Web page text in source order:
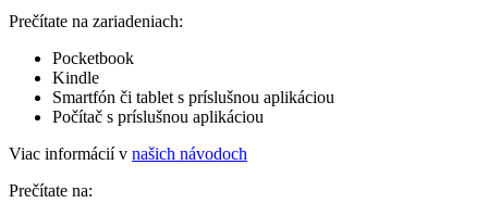
Prečítate na zariadeniach:
Pocketbook
Kindle
Smartfón či tablet s príslušnou aplikáciou
Počítač s príslušnou aplikáciou
Viac informácií v našich návodoch
Prečítate na: